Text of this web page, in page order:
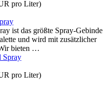
pro Liter)
ist das größte Spray-Gebinde
und wird mit zusätzlicher
bieten …
pro Liter)